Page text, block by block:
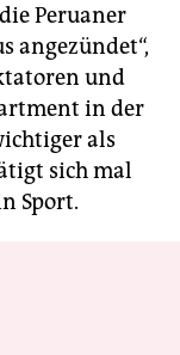
Peruaner
angezündet“,
und
in der
als
sich mal
Sport.